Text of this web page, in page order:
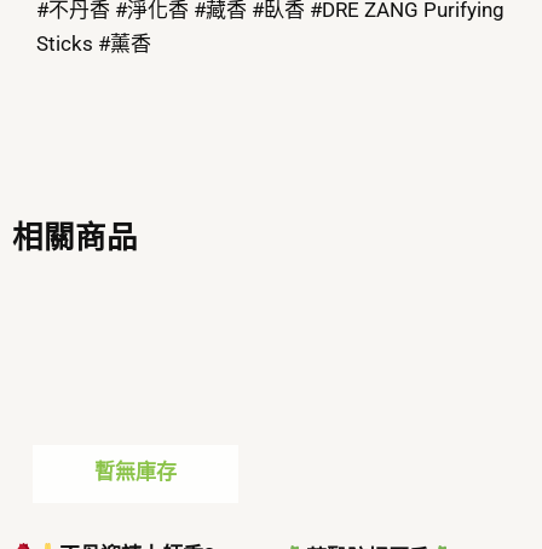
#不丹香 #淨化香 #藏香 #臥香 #DRE ZANG Purifying
Sticks #薰香
相關商品
暫無庫存